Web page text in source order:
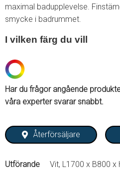
maximal badupplevelse.
smycke i badrummet.
I vilken färg du vill
Har du frågor angående
våra experter svarar snabbt.
Återförsäljare
Utförande
Vit, L1700 x B800 x